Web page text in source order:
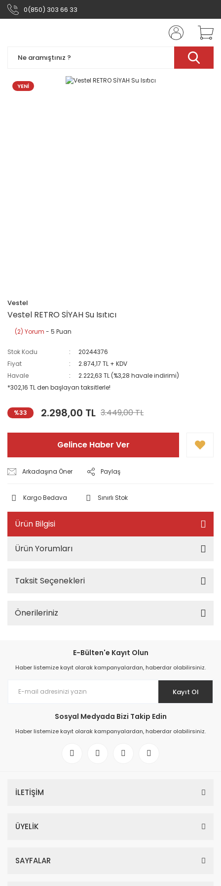
0(850) 303 66 33
YENİ
Vestel
Vestel RETRO SİYAH Su Isıtıcı
(2) Yorum - 5 Puan
Stok Kodu
20244376
Fiyat
2.874,17 TL + KDV
Havale
2.222,63 TL (%3,28 havale indirimi)
*302,16 TL den başlayan taksitlerle!
%33 2.298,00 TL 3.449,00 TL
Gelince Haber Ver
Arkadaşına Öner Paylaş
Kargo Bedava Sınırlı Stok
Ürün Bilgisi
Ürün Yorumları
Taksit Seçenekleri
Önerileriniz
E-Bülten'e Kayıt Olun
Haber listemize kayıt olarak kampanyalardan, haberdar olabilirsiniz.
Kayıt Ol
Sosyal Medyada Bizi Takip Edin
Haber listemize kayıt olarak kampanyalardan, haberdar olabilirsiniz.
İLETİŞİM
ÜYELİK
SAYFALAR